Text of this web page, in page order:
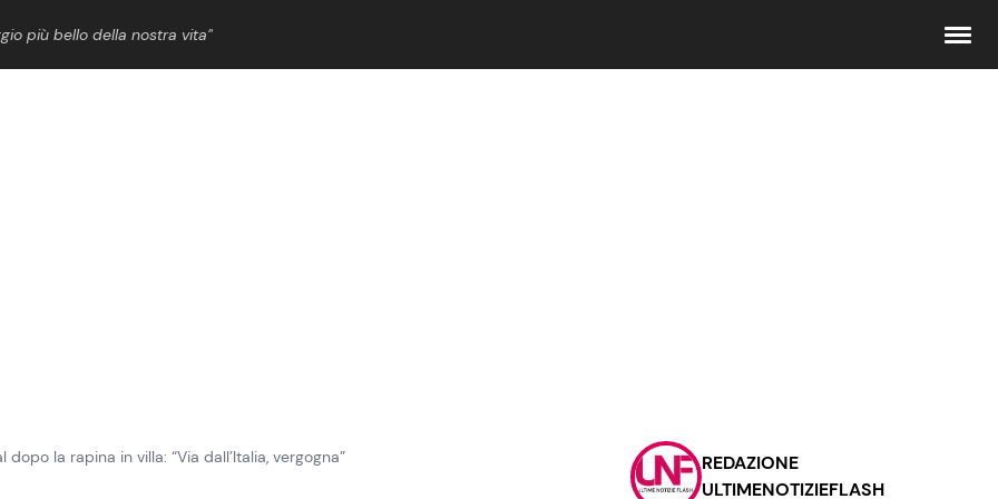
più bello della nostra vita”
Contattaci
Pubblicità
la rapina in villa: “Via dall’Italia, vergogna”
REDAZIONE
ULTIMENOTIZIEFLASH